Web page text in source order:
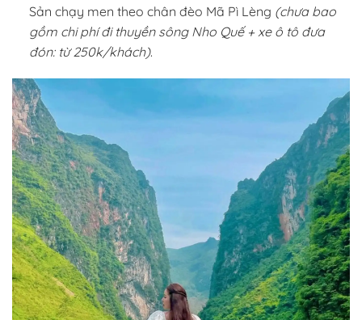
Sản chạy men theo chân đèo Mã Pì Lèng (chưa bao
gồm chi phí đi thuyền sông Nho Quế + xe ô tô đưa
đón: từ 250k/khách).